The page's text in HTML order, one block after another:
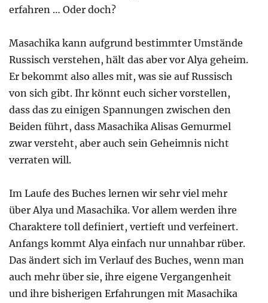
erfahren … Oder doch?
Masachika kann aufgrund bestimmter Umstände
Russisch verstehen, hält das aber vor Alya geheim.
Er bekommt also alles mit, was sie auf Russisch
von sich gibt. Ihr könnt euch sicher vorstellen,
dass das zu einigen Spannungen zwischen den
Beiden führt, dass Masachika Alisas Gemurmel
zwar versteht, aber auch sein Geheimnis nicht
verraten will.
Im Laufe des Buches lernen wir sehr viel mehr
über Alya und Masachika. Vor allem werden ihre
Charaktere toll definiert, vertieft und verfeinert.
Anfangs kommt Alya einfach nur unnahbar rüber.
Das ändert sich im Verlauf des Buches, wenn man
auch mehr über sie, ihre eigene Vergangenheit
und ihre bisherigen Erfahrungen mit Masachika